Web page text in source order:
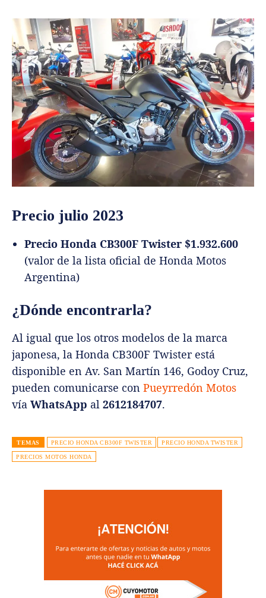
Precio julio 2023
Precio Honda CB300F Twister $1.932.600
(valor de la lista oficial de Honda Motos
Argentina)
¿Dónde encontrarla?
Al igual que los otros modelos de la marca
japonesa, la Honda CB300F Twister está
disponible en Av. San Martín 146, Godoy Cruz,
pueden comunicarse con Pueyrredón Motos
vía WhatsApp al 2612184707.
TEMAS PRECIO HONDA CB300F TWISTER PRECIO HONDA TWISTER
PRECIOS MOTOS HONDA